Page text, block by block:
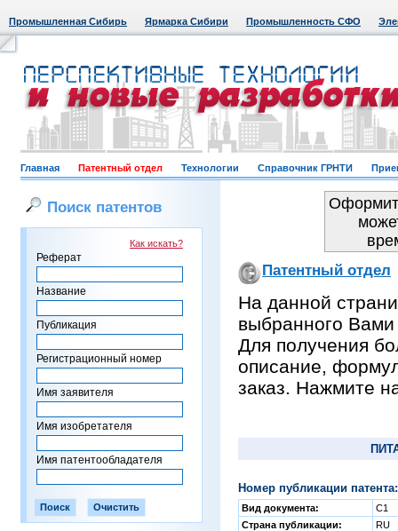
Промышленная Сибирь Ярмарка Сибири Промышленность СФО
Главная Патентный отдел Технологии Справочник ГРНТИ
Поиск патентов
Как искать?
Реферат
Название
Публикация
Регистрационный номер
Имя заявителя
Имя изобретателя
Имя патентообладателя
Патентный отдел
На данной
выбранного Вами
Для получения
описание,
заказ. Нажмите
Номер публикации
Вид документа:
C1
Страна публикации:
RU